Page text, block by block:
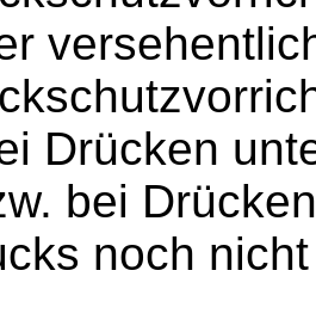
Drücken
bei
noch